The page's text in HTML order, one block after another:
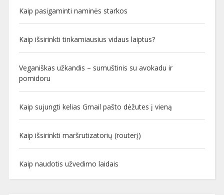
Kaip pasigaminti naminės starkos
Kaip išsirinkti tinkamiausius vidaus laiptus?
Veganiškas užkandis – sumuštinis su avokadu ir
pomidoru
Kaip sujungti kelias Gmail pašto dėžutes į vieną
Kaip išsirinkti maršrutizatorių (routerį)
Kaip naudotis užvedimo laidais